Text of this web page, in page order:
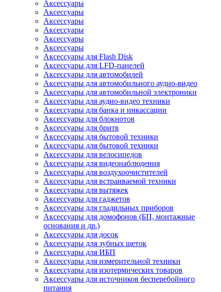
Аксессуары
Аксессуары
Аксессуары
Аксессуары
Аксессуары
Аксессуары
Аксессуары для Flash Disk
Аксессуары для LFD-панелей
Аксессуары для автомобилей
Аксессуары для автомобильного аудио-видео
Аксессуары для автомобильной электроники
Аксессуары для аудио-видео техники
Аксессуары для банка и инкассации
Аксессуары для блокнотов
Аксессуары для бритв
Аксессуары для бытовой техники
Аксессуары для бытовой техники
Аксессуары для велосипедов
Аксессуары для видеонаблюдения
Аксессуары для воздухоочистителей
Аксессуары для встраиваемой техники
Аксессуары для вытяжек
Аксессуары для гаджетов
Аксессуары для гладильных приборов
Аксессуары для домофонов (БП, монтажные
основания и др.)
Аксессуары для досок
Аксессуары для зубных щеток
Аксессуары для ИБП
Аксессуары для измерительной техники
Аксессуары для изотермических товаров
Аксессуары для источников бесперебойного
питания